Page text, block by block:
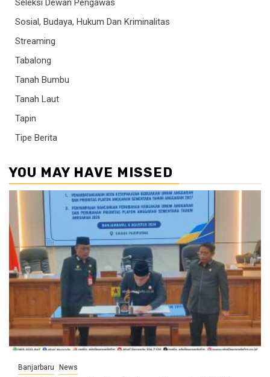
Seleksi Dewan Pengawas
Sosial, Budaya, Hukum Dan Kriminalitas
Streaming
Tabalong
Tanah Bumbu
Tanah Laut
Tapin
Tipe Berita
YOU MAY HAVE MISSED
Banjarbaru News